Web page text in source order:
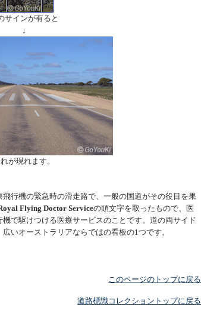
サインが有ると
↓
が現れます。
行機の緊急時の滑走路で、一般の国道がその役目を果
Flying Doctor Serviceの頭文字を取ったもので、医
で駆けつける医療サービスのことです。道の両サイド
いオーストラリアならではの看板の1つです。
このページのトップに戻る
道路標識コレクショントップに戻る